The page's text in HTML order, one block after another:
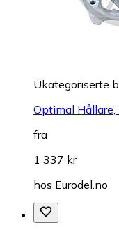
Ukategoriserte
Optimal
fra
1 337 kr
hos Eurodel.no